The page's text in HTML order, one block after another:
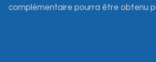
complémentaire pourra être obtenu